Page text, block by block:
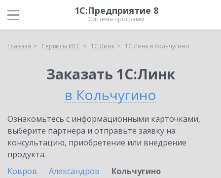
1С:Предприятие 8
Система программ
Главная Сервисы ИТС 1С:Линк 1С:Линк в Кольчугино
Заказать 1С:Линк
в Кольчугино
Ознакомьтесь с информационными карточками,
выберите партнёра и отправьте заявку на
консультацию, приобретение или внедрение
продукта.
Ковров
Александров
Кольчугино